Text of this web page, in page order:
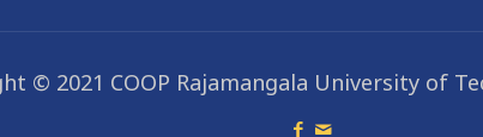
© 2021 COOP Rajamangala University of